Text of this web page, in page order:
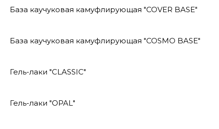
База каучуковая камуфлирующая "COVER BASE"
База каучуковая камуфлирующая "COSMO BASE"
Гель-лаки "CLASSIC"
Гель-лаки "OPAL"